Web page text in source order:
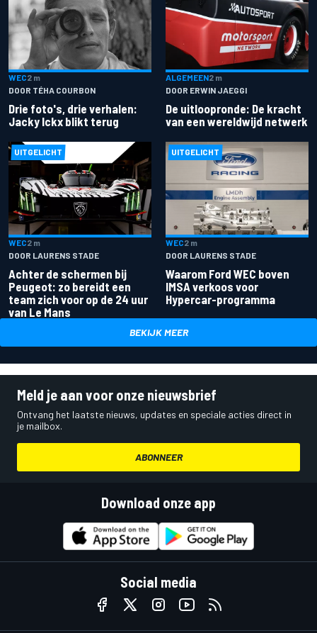
WEC2 m
DOOR TÉHA COURBON
Drie foto's, drie verhalen:
Jacky Ickx blikt terug
ALGEMEEN2 m
DOOR ERWIN JAEGGI
De uitloopronde: De kracht
van een wereldwijd netwerk
UITGELICHT
WEC2 m
DOOR LAURENS STADE
Achter de schermen bij
Peugeot: zo bereidt een
team zich voor op de 24 uur
van Le Mans
UITGELICHT
WEC2 m
DOOR LAURENS STADE
Waarom Ford WEC boven
IMSA verkoos voor
Hypercar-programma
BEKIJK MEER
Meld je aan voor onze nieuwsbrief
Ontvang het laatste nieuws, updates en speciale acties direct in
je mailbox.
ABONNEER
Download onze app
Social media